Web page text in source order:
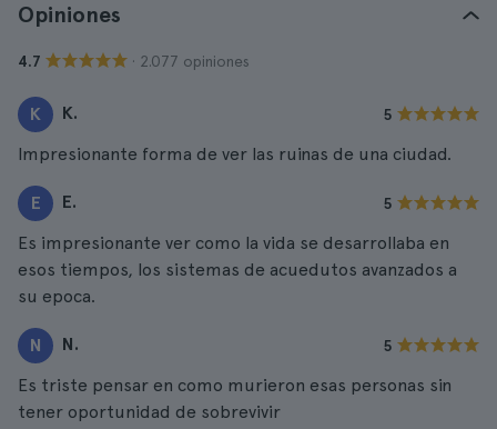
Opiniones
4.7 · 2.077 opiniones
K K. 5
Impresionante forma de ver las ruinas de una ciudad.
E E. 5
Es impresionante ver como la vida se desarrollaba en
esos tiempos, los sistemas de acuedutos avanzados a
su epoca.
N N. 5
Es triste pensar en como murieron esas personas sin
tener oportunidad de sobrevivir